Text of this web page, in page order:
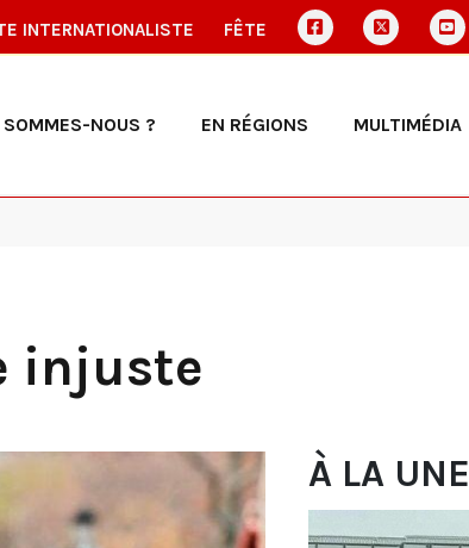
INTERNATIONALISTE FÊTE
SOMMES-NOUS ? EN RÉGIONS MULTIMÉDIA
injuste
À LA UNE